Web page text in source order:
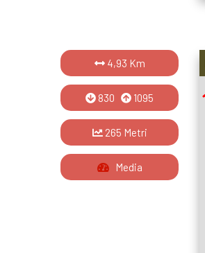
4,93 Km
830 1095
265 Metri
Media